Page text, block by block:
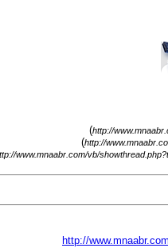
http://
)
http://
)
www.mnaabr.com/vb/
http://